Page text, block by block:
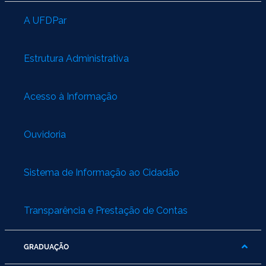
A UFDPar
Estrutura Administrativa
Acesso à Informação
Ouvidoria
Sistema de Informação ao Cidadão
Transparência e Prestação de Contas
GRADUAÇÃO